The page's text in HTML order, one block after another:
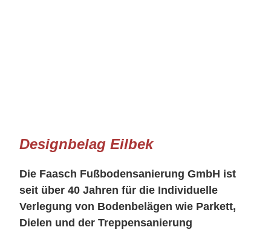
Designbelag Eilbek
Die Faasch Fußbodensanierung GmbH ist
seit über 40 Jahren für die Individuelle
Verlegung von Bodenbelägen wie Parkett,
Dielen und der Treppensanierung